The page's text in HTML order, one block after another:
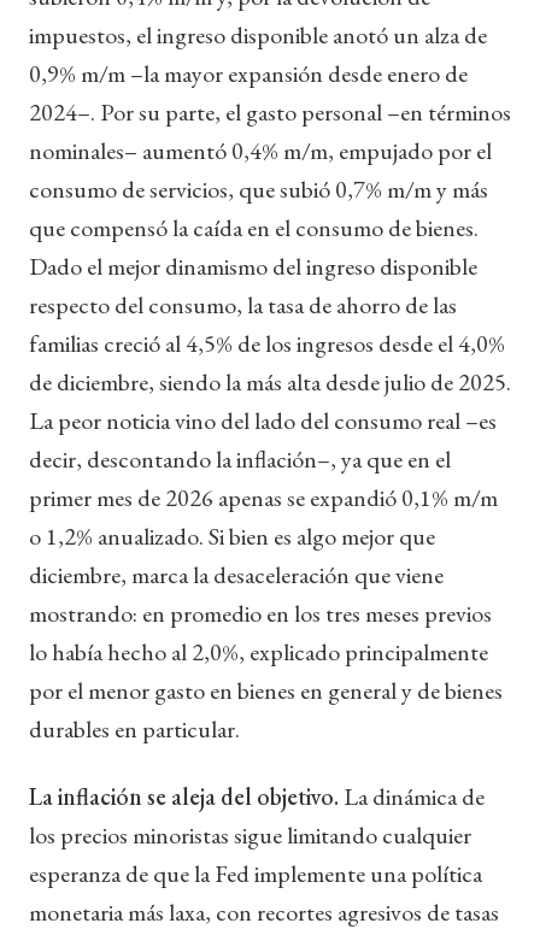
impuestos, el ingreso disponible anotó un alza de
0,9% m/m –la mayor expansión desde enero de
2024–. Por su parte, el gasto personal –en términos
nominales– aumentó 0,4% m/m, empujado por el
consumo de servicios, que subió 0,7% m/m y más
que compensó la caída en el consumo de bienes.
Dado el mejor dinamismo del ingreso disponible
respecto del consumo, la tasa de ahorro de las
familias creció al 4,5% de los ingresos desde el 4,0%
de diciembre, siendo la más alta desde julio de 2025.
La peor noticia vino del lado del consumo real –es
decir, descontando la inflación–, ya que en el
primer mes de 2026 apenas se expandió 0,1% m/m
o 1,2% anualizado. Si bien es algo mejor que
diciembre, marca la desaceleración que viene
mostrando: en promedio en los tres meses previos
lo había hecho al 2,0%, explicado principalmente
por el menor gasto en bienes en general y de bienes
durables en particular.
La inflación se aleja del objetivo. La dinámica de
los precios minoristas sigue limitando cualquier
esperanza de que la Fed implemente una política
monetaria más laxa, con recortes agresivos de tasas